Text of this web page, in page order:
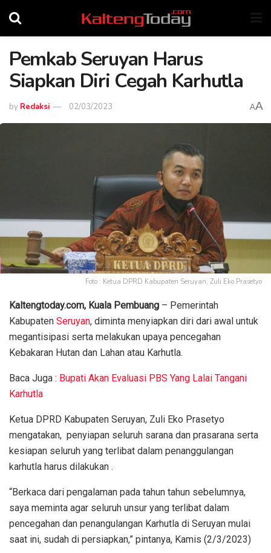
Pemkab Seruyan Harus
Siapkan Diri Cegah Karhutla
by Redaksi 02/03/2023 AA
Foto : Ketua DPRD Kabupaten Seruyan, Zuli Eko Prasetyo
Kaltengtoday.com, Kuala Pembuang – Pemerintah
Kabupaten Seruyan, diminta menyiapkan diri dari awal untuk
megantisipasi serta melakukan upaya pencegahan
Kebakaran Hutan dan Lahan atau Karhutla.
Baca Juga : Bupati Akan Evaluasi PBS Yang Lalai Tangani
Karhutla
Ketua DPRD Kabupaten Seruyan, Zuli Eko Prasetyo
mengatakan, penyiapan seluruh sarana dan prasarana serta
kesiapan seluruh yang terlibat dalam penanggulangan
karhutla harus dilakukan .
“Berkaca dari pengalaman pada tahun tahun sebelumnya,
saya meminta agar seluruh unsur yang terlibat dalam
pencegahan dan penangulangan Karhutla di Seruyan mulai
saat ini, sudah di persiapkan,” pintanya, Kamis (2/3/2023)